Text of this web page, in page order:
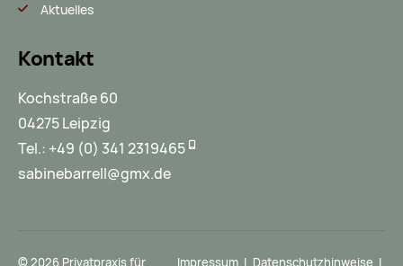
Aktuelles
Kontakt
Kochstraße 60
04275 Leipzig
Tel.: +49 (0) 341 2319465
sabinebarrell@gmx.de